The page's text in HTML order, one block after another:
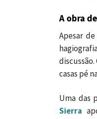
A obra
Apesar
casas pé
Uma das
Sierra